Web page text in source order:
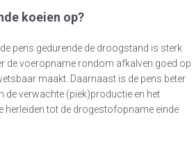
koeien op?
pens gedurende de droogstand is sterk
de voeropname rondom afkalven goed op
maakt. Daarnaast is de pens beter
de verwachte (piek)productie en het
herleiden tot de drogestofopname einde